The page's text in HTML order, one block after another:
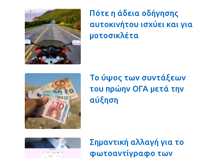
Πότε η άδεια οδήγησης
αυτοκινήτου ισχύει και για
μοτοσικλέτα
Το ύψος των συντάξεων
του πρώην ΟΓΑ μετά την
αύξηση
Σημαντική αλλαγή για το
φωτοαντίγραφο των